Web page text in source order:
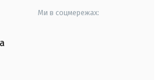
Ми в соцмережах: